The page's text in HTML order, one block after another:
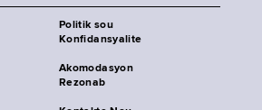
Politik sou
Konfidansyalite
Akomodasyon
Rezonab